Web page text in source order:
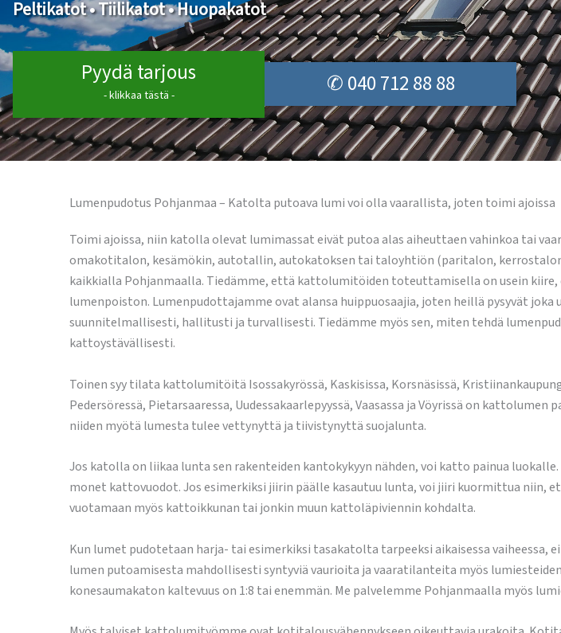
Peltikatot • Tiilikatot • Huopakatot
Pyydä tarjous
- klikkaa tästä - ✆ 040 712 88 88
Lumenpudotus Pohjanmaa – Katolta putoava lumi voi olla vaarallista, joten toimi ajoissa
Toimi ajoissa, niin katolla olevat lumimassat eivät putoa alas aiheuttaen vahinkoa tai
omakotitalon, kesämökin, autotallin, autokatoksen tai taloyhtiön (paritalon,
kaikkialla Pohjanmaalla. Tiedämme, että kattolumitöiden toteuttamisella on usein
lumenpoiston. Lumenpudottajamme ovat alansa huippuosaajia, joten heillä pysyvät
suunnitelmallisesti, hallitusti ja turvallisesti. Tiedämme myös sen, miten tehdä
kattoystävällisesti.
Toinen syy tilata kattolumitöitä Isossakyrössä, Kaskisissa, Korsnäsissä,
Pedersöressä, Pietarsaaressa, Uudessakaarlepyyssä, Vaasassa ja Vöyrissä on
niiden myötä lumesta tulee vettynyttä ja tiivistynyttä suojalunta.
Jos katolla on liikaa lunta sen rakenteiden kantokykyyn nähden, voi katto painua
monet kattovuodot. Jos esimerkiksi jiirin päälle kasautuu lunta, voi jiiri kuormittua niin,
vuotamaan myös kattoikkunan tai jonkin muun kattoläpiviennin kohdalta.
Kun lumet pudotetaan harja- tai esimerkiksi tasakatolta tarpeeksi aikaisessa
lumen putoamisesta mahdollisesti syntyviä vaurioita ja vaaratilanteita myös
konesaumakaton kaltevuus on 1:8 tai enemmän. Me palvelemme Pohjanmaalla myös